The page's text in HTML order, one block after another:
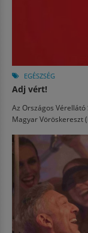
EGÉSZSÉG
Adj vért!
Az Országos
Magyar Vöröskereszt